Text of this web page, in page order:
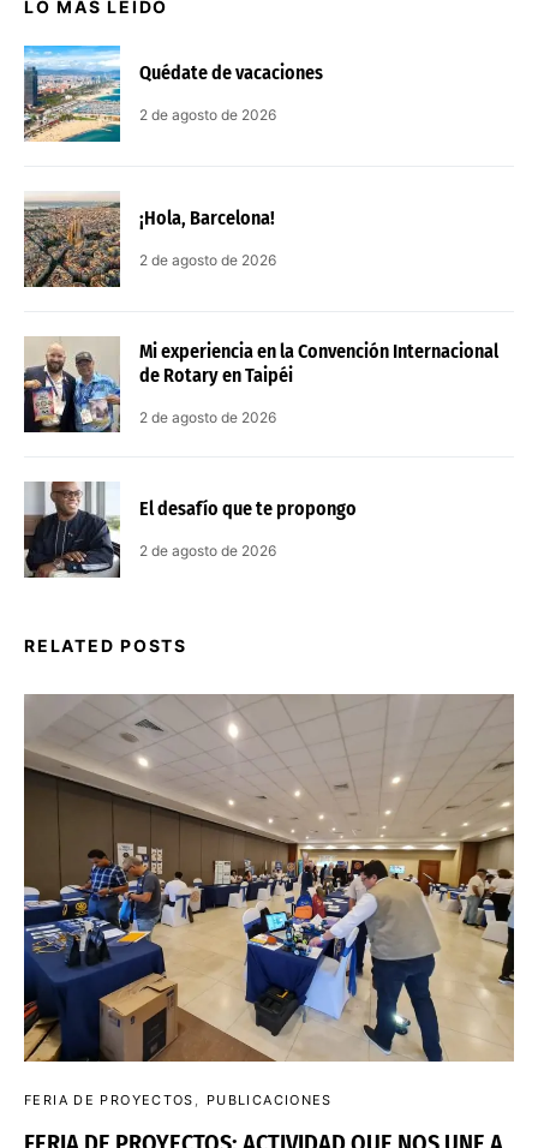
LO MÁS LEÍDO
Quédate de vacaciones
2 de agosto de 2026
¡Hola, Barcelona!
2 de agosto de 2026
Mi experiencia en la Convención Internacional
de Rotary en Taipéi
2 de agosto de 2026
El desafío que te propongo
2 de agosto de 2026
RELATED POSTS
FERIA DE PROYECTOS PUBLICACIONES